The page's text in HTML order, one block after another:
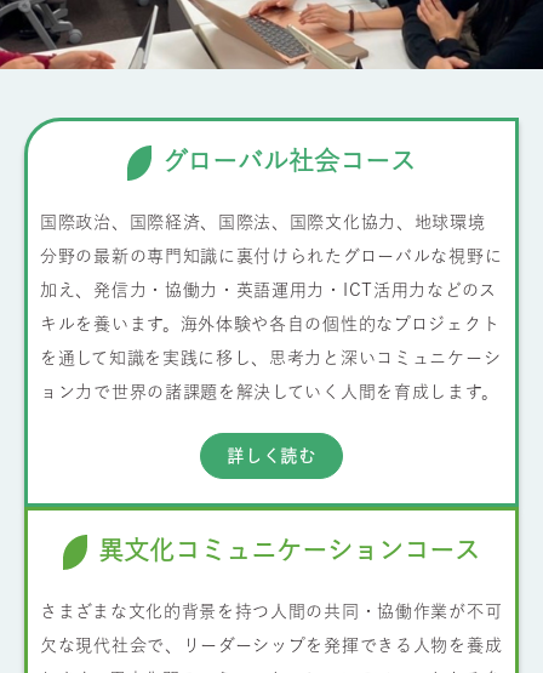
グローバル社会コース
国際政治、国際経済、国際法、国際文化協力、地球環境
分野の最新の専門知識に裏付けられたグローバルな視野に
加え、発信力・協働力・英語運用力・ICT活用力などのス
キルを養います。海外体験や各自の個性的なプロジェクト
を通して知識を実践に移し、思考力と深いコミュニケーシ
ョン力で世界の諸課題を解決していく人間を育成します。
詳しく読む
異文化コミュニケーションコース
さまざまな文化的背景を持つ人間の共同・協働作業が不可
欠な現代社会で、リーダーシップを発揮できる人物を養成